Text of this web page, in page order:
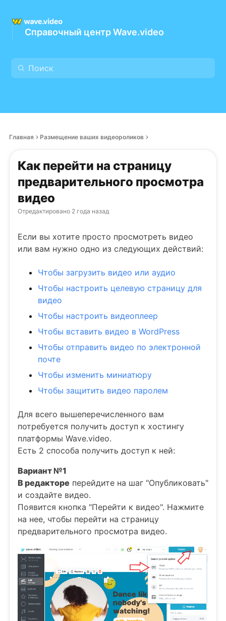
Справочный центр Wave.video
Главная Размещение ваших видеороликов
Как перейти на страницу
предварительного просмотра
видео
Отредактировано 2 года назад
Если вы хотите просто просмотреть видео
или вам нужно одно из следующих действий:
Чтобы загрузить видео или аудио
Чтобы настроить целевую страницу для
видео
Чтобы настроить видеоплеер
Чтобы вставить видео в WordPress
Чтобы отправить видео по электронной
почте
Чтобы изменить миниатюру
Чтобы защитить видео паролем
Для всего вышеперечисленного вам
потребуется получить доступ к хостингу
платформы Wave.video.
Есть 2 способа получить доступ к ней:
Вариант №1
В редакторе перейдите на шаг "Опубликовать"
и создайте видео.
Появится кнопка "Перейти к видео". Нажмите
на нее, чтобы перейти на страницу
предварительного просмотра видео.